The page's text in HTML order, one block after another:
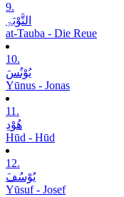
9.
التَّوْبَۃِ
at-Tauba - Die Reue
10.
یُوْنُسَ
Yūnus - Jonas
11.
ھُوْدِ
Hūd - Hūd
12.
یُوْسُفَ
Yūsuf - Josef